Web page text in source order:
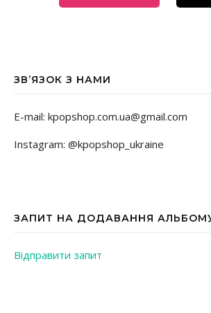
ЗВ’ЯЗОК З НАМИ
E-mail: kpopshop.com.ua@gmail.com
Instagram: @kpopshop_ukraine
ЗАПИТ НА ДОДАВАННЯ
Відправити запит